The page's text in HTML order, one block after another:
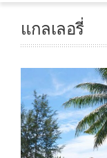
แกลเลอรี่